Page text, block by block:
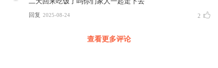
回复 2025-08-24 2
查看更多评论